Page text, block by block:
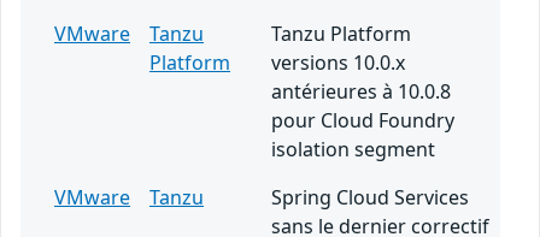
VMware
Tanzu
Platform
Tanzu Platform
versions 10.0.x
antérieures à 10.0.8
pour Cloud Foundry
isolation segment
VMware
Tanzu
Spring Cloud Services
sans le dernier correctif